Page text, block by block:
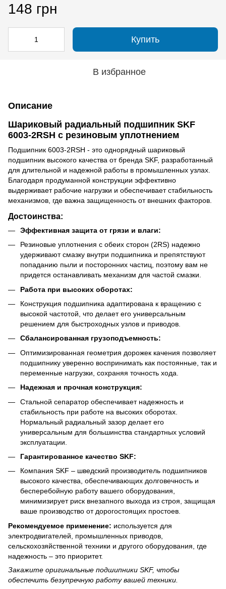
148 грн
Купить
В избранное
Описание
Шариковый радиальный подшипник SKF
6003-2RSH с резиновым уплотнением
Подшипник 6003-2RSH - это однорядный шариковый
подшипник высокого качества от бренда SKF, разработанный
для длительной и надежной работы в промышленных узлах.
Благодаря продуманной конструкции эффективно
выдерживает рабочие нагрузки и обеспечивает стабильность
механизмов, где важна защищенность от внешних факторов.
Достоинства:
Эффективная защита от грязи и влаги:
Резиновые уплотнения с обеих сторон (2RS) надежно
удерживают смазку внутри подшипника и препятствуют
попаданию пыли и посторонних частиц, поэтому вам не
придется останавливать механизм для частой смазки.
Работа при высоких оборотах:
Конструкция подшипника адаптирована к вращению с
высокой частотой, что делает его универсальным
решением для быстроходных узлов и приводов.
Сбалансированная грузоподъемность:
Оптимизированная геометрия дорожек качения позволяет
подшипнику уверенно воспринимать как постоянные, так и
переменные нагрузки, сохраняя точность хода.
Надежная и прочная конструкция:
Стальной сепаратор обеспечивает надежность и
стабильность при работе на высоких оборотах.
Нормальный радиальный зазор делает его
универсальным для большинства стандартных условий
эксплуатации.
Гарантированное качество SKF:
Компания SKF – шведский производитель подшипников
высокого качества, обеспечивающих долговечность и
бесперебойную работу вашего оборудования,
минимизирует риск внезапного выхода из строя, защищая
ваше производство от дорогостоящих простоев.
Рекомендуемое применение: используется для
электродвигателей, промышленных приводов,
сельскохозяйственной техники и другого оборудования, где
надежность – это приоритет.
Закажите оригинальные подшипники SKF, чтобы
обеспечить безупречную работу вашей техники.